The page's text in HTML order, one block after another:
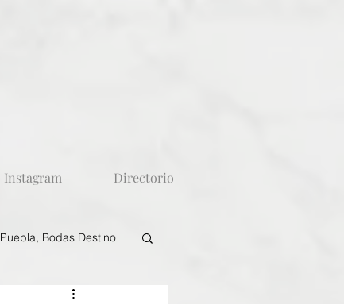
Instagram Directorio
Puebla, Bodas Destino